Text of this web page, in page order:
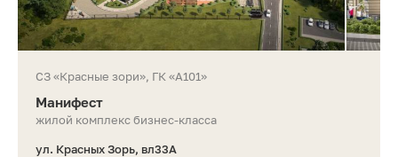
СЗ «Красные зори», ГК «А101»
Манифест
жилой комплекс бизнес-класса
ул. Красных Зорь, вл33А